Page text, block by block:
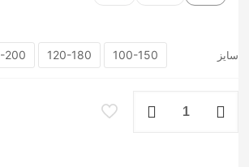
سایز 100-150
120-180
200